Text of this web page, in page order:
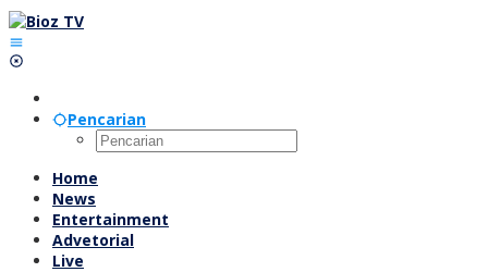
Lewati
ke
konten
Pencarian
Home
News
Entertainment
Advetorial
Live